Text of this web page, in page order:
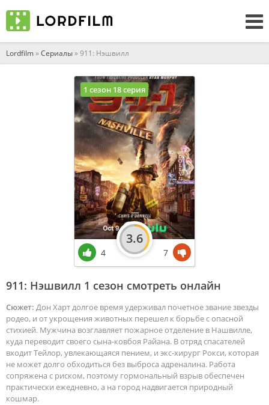
Lordfilm»Сериалы» 911: Нэшвилл
911: Нэшвилл 1 сезон смотреть онлайн
Сюжет: Дон Харт долгое время удерживал почетное звание звезды
родео, и от укрощения животных перешел к борьбе с опасной
стихией. Мужчина возглавляет пожарное отделение в Нашвилле,
куда переводит своего сына-ковбоя Райана. В отряд спасателей
входит Тейлор, увлекающаяся пением, и экс-хирург Рокси, которая
не может долго обходиться без выброса адреналина. Работа
сопряжена с риском, поэтому гормональный взрыв обеспечен
практически ежедневно, а на город надвигается природный
кошмар.
1 сезон 18 серия
4
3.6
7